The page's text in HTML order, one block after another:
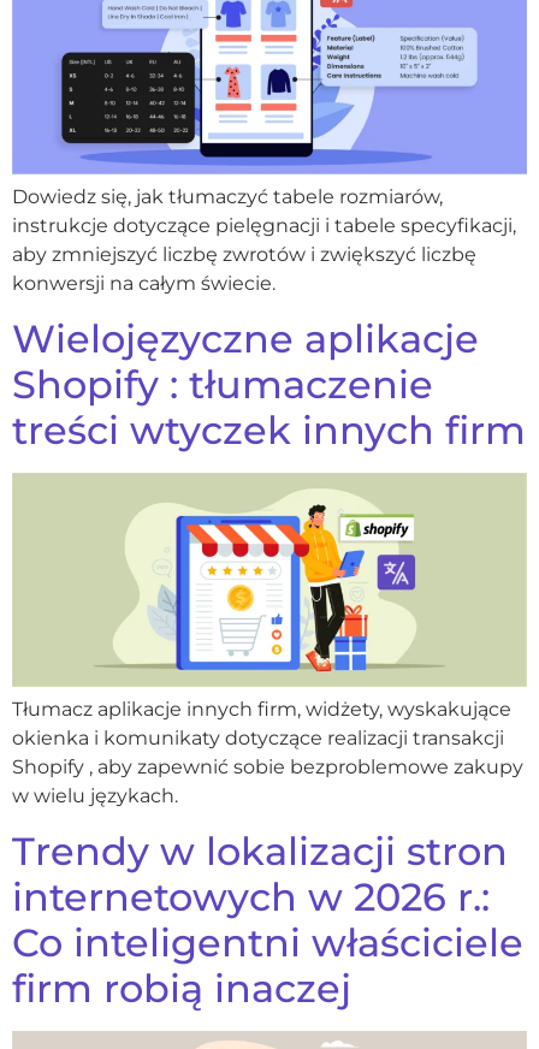
Dowiedz się, jak tłumaczyć tabele rozmiarów,
instrukcje dotyczące pielęgnacji i tabele specyfikacji,
aby zmniejszyć liczbę zwrotów i zwiększyć liczbę
konwersji na całym świecie.
Wielojęzyczne aplikacje
Shopify : tłumaczenie
treści wtyczek innych firm
Tłumacz aplikacje innych firm, widżety, wyskakujące
okienka i komunikaty dotyczące realizacji transakcji
Shopify , aby zapewnić sobie bezproblemowe zakupy
w wielu językach.
Trendy w lokalizacji stron
internetowych w 2026 r.:
Co inteligentni właściciele
firm robią inaczej